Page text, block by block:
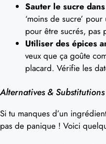
Sauter le sucre
‘moins de sucre’
pour être sucrés, pas
Utiliser des épices
veux que ça goûte
placard. Vérifie les
Alternatives & Substitutions
Si tu manques d’un
pas de panique ! Voici